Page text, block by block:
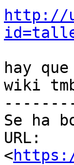
http://
hay
wiki
Se ha
URL:
<